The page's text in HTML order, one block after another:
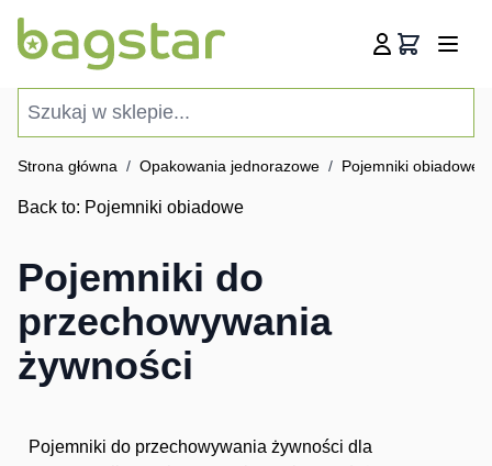
Koszyk
Strona główna / Opakowania jednorazowe / Pojemniki obiadowe
Back to: Pojemniki obiadowe
Pojemniki do
przechowywania
żywności
Pojemniki do przechowywania żywności dla